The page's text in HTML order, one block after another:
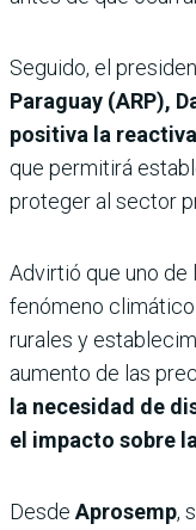
Seguido, el
Paraguay (ARP),
positiva la
que permitirá
proteger al sector
Advirtió que uno de
fenómeno
rurales y
aumento de las
la necesidad de
el impacto sobre
Desde Aprosemp,